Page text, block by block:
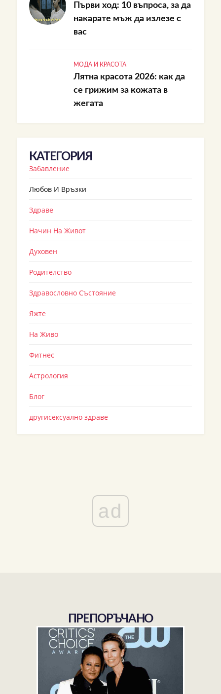
Първи ход: 10 въпроса, за да
накарате мъж да излезе с
вас
МОДА И КРАСОТА
Лятна красота 2026: как да
се грижим за кожата в
жегата
КАТЕГОРИЯ
Забавление
Любов И Връзки
Здраве
Начин На Живот
Духовен
Родителство
Здравословно Състояние
Яжте
На Живо
Фитнес
Астрология
Блог
другисексуално здраве
ad
ПРЕПОРЪЧАНО